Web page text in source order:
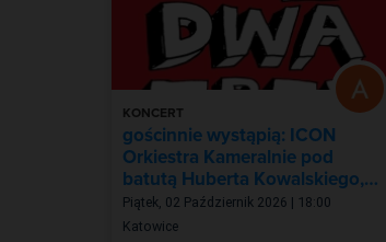
KONCERT
gościnnie wystąpią: ICON
Orkiestra Kameralnie pod
batutą Huberta Kowalskiego,
Natalia Grosiak, Henry
Piątek, 02 Październik 2026 | 18:00
Katowice